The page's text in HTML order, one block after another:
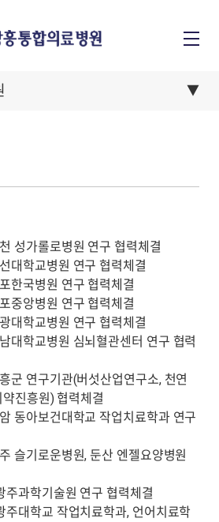
성가롤로병원 연구 협력체결
대학교병원 연구 협력체결
한국병원 연구 협력체결
중앙병원 연구 협력체결
대학교병원 연구 협력체결
대학교병원 심뇌혈관센터 연구 협력
군 연구기관(버섯산업연구소, 천연
진흥원) 협력체결
동아보건대학교 작업치료학과 연구
슬기로운병원, 둔산 엔젤요양병원
주과학기술원 연구 협력체결
주대학교 작업치료학과, 언어치료학